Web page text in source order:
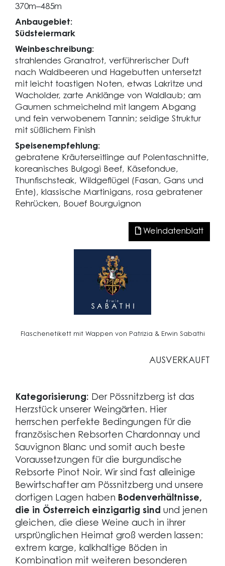
Flaschenetikett mit Wappen von Patrizia & Erwin Sabathi
370m–485m
Anbaugebiet:
Südsteiermark
Weinbeschreibung:
strahlendes Granatrot, verführerischer Duft
nach Waldbeeren und Hagebutten untersetzt
mit leicht toastigen Noten, etwas Lakritze und
Wacholder, zarte Anklänge von Waldlaub; am
Gaumen schmeichelnd mit langem Abgang
und fein verwobenem Tannin; seidige Struktur
mit süßlichem Finish
Speisenempfehlung:
gebratene Kräuterseitlinge auf Polentaschnitte,
koreanisches Bulgogi Beef, Käsefondue,
Thunfischsteak, Wildgeflügel (Fasan, Gans und
Ente), klassische Martinigans, rosa gebratener
Rehrücken, Bouef Bourguignon
Weindatenblatt
AUSVERKAUFT
Kategorisierung: Der Pössnitzberg ist das
Herzstück unserer Weingärten. Hier
herrschen perfekte Bedingungen für die
französischen Rebsorten Chardonnay und
Sauvignon Blanc und somit auch beste
Voraussetzungen für die burgundische
Rebsorte Pinot Noir. Wir sind fast alleinige
Bewirtschafter am Pössnitzberg und unsere
dortigen Lagen haben Bodenverhältnisse,
die in Österreich einzigartig sind und jenen
gleichen, die diese Weine auch in ihrer
ursprünglichen Heimat groß werden lassen:
extrem karge, kalkhaltige Böden in
Kombination mit weiteren besonderen